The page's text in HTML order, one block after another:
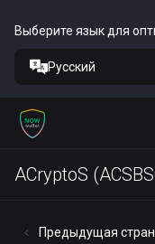
Выберите язык для
Русский
ACryptoS
Предыдущая